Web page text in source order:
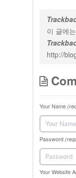
이 글에
http://
Your Name
Password
Your Website